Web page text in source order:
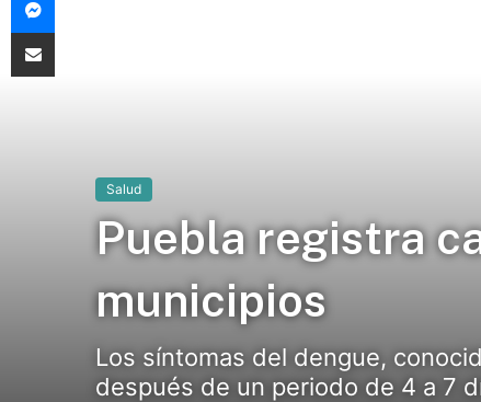
Salud
Puebla registra
municipios
Los síntomas del dengue,
después de un periodo de 4 a 7
Compartir vía Email